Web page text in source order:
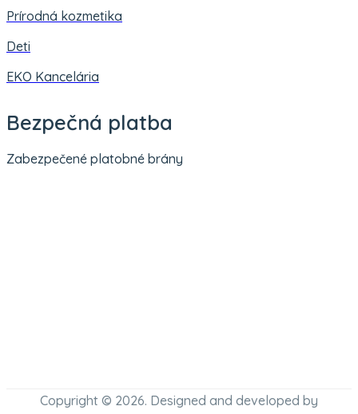
Prírodná kozmetika
Deti
EKO Kancelária
Bezpečná platba
Zabezpečené platobné brány
Copyright © 2026. Designed and developed by